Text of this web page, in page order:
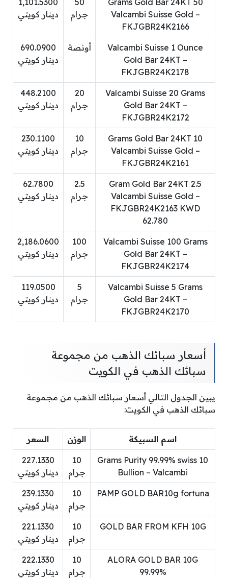
50 Grams Gold Bar 24KT
Valcambi Suisse Gold –
FKJGBR24K2166
50
جرام
1,101.5300
دينار كويتي
Valcambi Suisse 1 Ounce
Gold Bar 24KT –
FKJGBR24K2178
أونصة
690.0900
دينار كويتي
Valcambi Suisse 20 Grams
Gold Bar 24KT –
FKJGBR24K2172
20
جرام
448.2100
دينار كويتي
10 Grams Gold Bar 24KT
Valcambi Suisse Gold –
FKJGBR24K2161
10
جرام
230.1100
دينار كويتي
2.5 Gram Gold Bar 24KT
Valcambi Suisse Gold –
FKJGBR24K2163 KWD
62.780
2.5
جرام
62.7800
دينار كويتي
Valcambi Suisse 100 Grams
Gold Bar 24KT –
FKJGBR24K2174
100
جرام
2,186.0600
دينار كويتي
Valcambi Suisse 5 Grams
Gold Bar 24KT –
FKJGBR24K2170
5
جرام
119.0500
دينار كويتي
أسعار سبائك الذهب من مجموعة
سبائك الذهب في الكويت
يبين الجدول التالي أسعار سبائك الذهب من مجموعة
سبائك الذهب في الكويت:
اسم السبيكة الوزن السعر
10 Grams Purity 99.99% swiss
Bullion – Valcambi
10
جرام
227.1330
دينار كويتي
PAMP GOLD BAR10g fortuna
10
جرام
239.1330
دينار كويتي
GOLD BAR FROM KFH 10G
10
جرام
221.1330
دينار كويتي
ALORA GOLD BAR 10G
99.99%
10
جرام
222.1330
دينار كويتي